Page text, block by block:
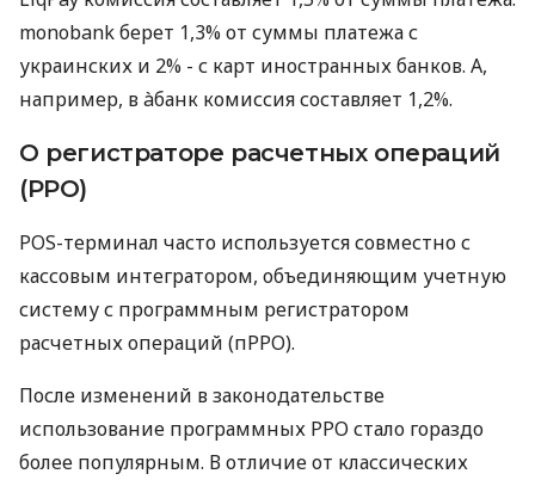
monobank берет 1,3% от суммы платежа с
украинских и 2% - с карт иностранных банков. А,
например, в àбанк комиссия составляет 1,2%.
О регистраторе расчетных операций
(РРО)
POS-терминал часто используется совместно с
кассовым интегратором, объединяющим учетную
систему с программным регистратором
расчетных операций (пРРО).
После изменений в законодательстве
использование программных РРО стало гораздо
более популярным. В отличие от классических